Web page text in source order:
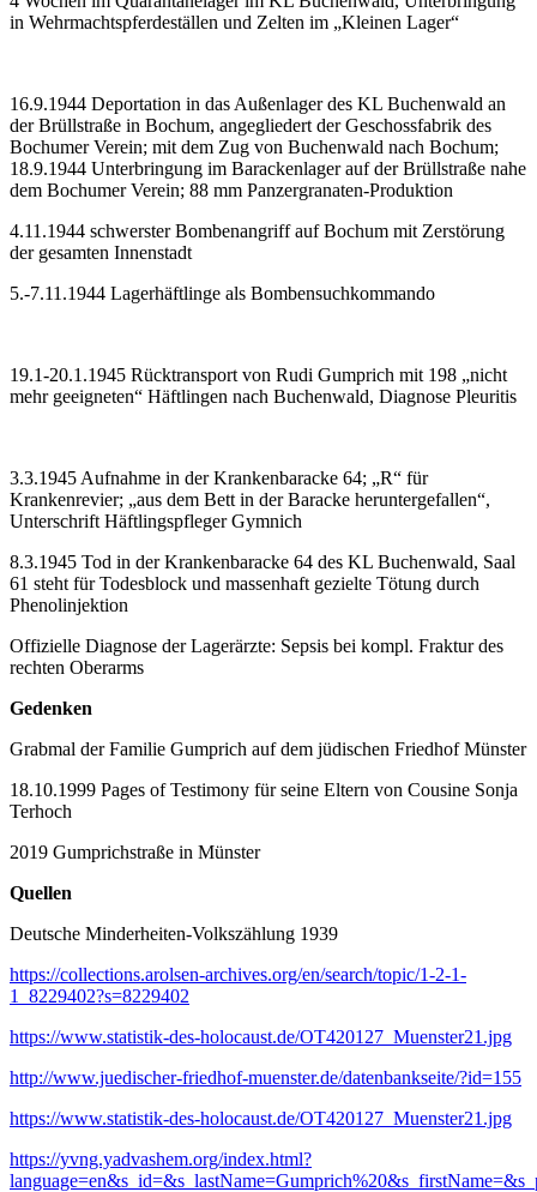
in Wehrmachtspferdeställen und Zelten im „Kleinen Lager“
16.9.1944 Deportation in das Außenlager des KL Buchenwald an
der Brüllstraße in Bochum, angegliedert der Geschossfabrik des
Bochumer Verein; mit dem Zug von Buchenwald nach Bochum;
18.9.1944 Unterbringung im Barackenlager auf der Brüllstraße nahe
dem Bochumer Verein; 88 mm Panzergranaten-Produktion
4.11.1944 schwerster Bombenangriff auf Bochum mit Zerstörung
der gesamten Innenstadt
5.-7.11.1944 Lagerhäftlinge als Bombensuchkommando
19.1-20.1.1945 Rücktransport von Rudi Gumprich mit 198 „nicht
mehr geeigneten“ Häftlingen nach Buchenwald, Diagnose Pleuritis
3.3.1945 Aufnahme in der Krankenbaracke 64; „R“ für
Krankenrevier; „aus dem Bett in der Baracke heruntergefallen“,
Unterschrift Häftlingspfleger Gymnich
8.3.1945 Tod in der Krankenbaracke 64 des KL Buchenwald, Saal
61 steht für Todesblock und massenhaft gezielte Tötung durch
Phenolinjektion
Offizielle Diagnose der Lagerärzte: Sepsis bei kompl. Fraktur des
rechten Oberarms
Gedenken
Grabmal der Familie Gumprich auf dem jüdischen Friedhof Münster
18.10.1999 Pages of Testimony für seine Eltern von Cousine Sonja
Terhoch
2019 Gumprichstraße in Münster
Quellen
Deutsche Minderheiten-Volkszählung 1939
https://collections.arolsen-archives.org/en/search/topic/1-2-1-
1_8229402?s=8229402
https://www.statistik-des-holocaust.de/OT420127_Muenster21.jpg
http://www.juedischer-friedhof-muenster.de/datenbankseite/?id=155
https://www.statistik-des-holocaust.de/OT420127_Muenster21.jpg
https://yvng.yadvashem.org/index.html?